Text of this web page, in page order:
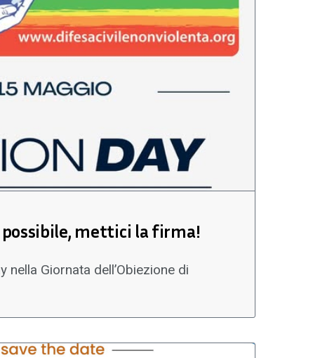
possibile, mettici la firma!
nella Giornata dell’Obiezione di